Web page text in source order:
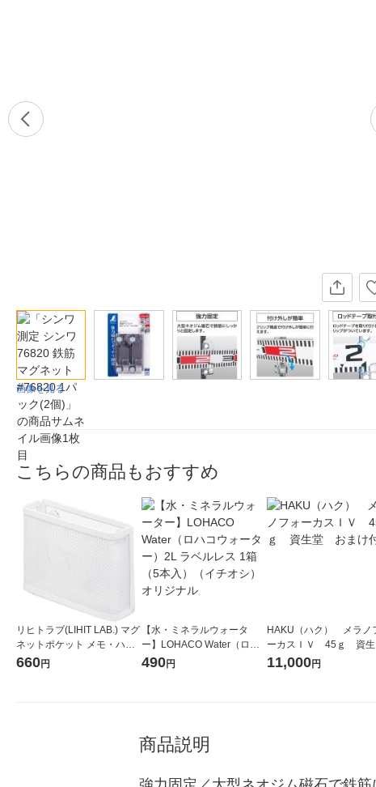
画像を見る
こちらの商品もおすすめ
リヒトラブ(LIHIT LAB.) マグ
ネットポケット メモ・ハガ
キ 白（ホワイト） A7391-0
660円
【水・ミネラルウォータ
ー】LOHACO Water（ロハ
コウォーター）2L ラベルレ
490円
HAKU（ハク） メラノ
ーカスＩＶ 45ｇ 資生
堂 おまけ付き
11,000円
商品説明